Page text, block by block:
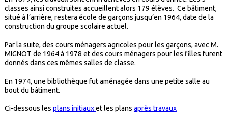
classes ainsi construites accueillent alors 179 élèves. Ce bâtiment,
situé à l’arrière, restera école de garçons jusqu’en 1964, date de la
construction du groupe scolaire actuel.
Par la suite, des cours ménagers agricoles pour les garçons, avec M.
MIGNOT de 1964 à 1978 et des cours ménagers pour les filles furent
donnés dans ces mêmes salles de classe.
En 1974, une bibliothèque fut aménagée dans une petite salle au
bout du bâtiment.
Ci-dessous les plans initiauxet les plans après travaux